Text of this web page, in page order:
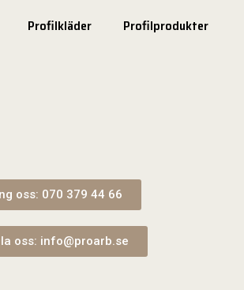
Profilkläder
Profilprodukter
oss: 070 379 44 66
oss: info@proarb.se